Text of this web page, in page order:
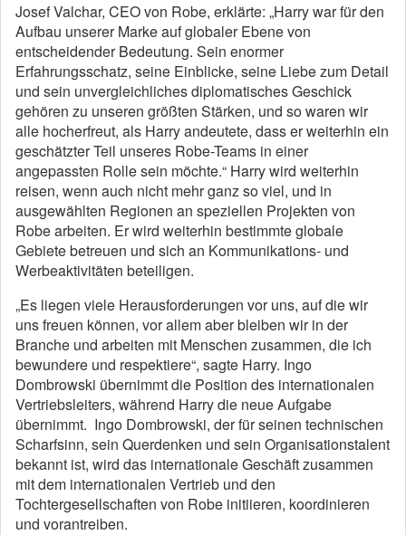
Josef Valchar, CEO von Robe, erklärte: „Harry war für den
Aufbau unserer Marke auf globaler Ebene von
entscheidender Bedeutung. Sein enormer
Erfahrungsschatz, seine Einblicke, seine Liebe zum Detail
und sein unvergleichliches diplomatisches Geschick
gehören zu unseren größten Stärken, und so waren wir
alle hocherfreut, als Harry andeutete, dass er weiterhin ein
geschätzter Teil unseres Robe-Teams in einer
angepassten Rolle sein möchte.“ Harry wird weiterhin
reisen, wenn auch nicht mehr ganz so viel, und in
ausgewählten Regionen an speziellen Projekten von
Robe arbeiten. Er wird weiterhin bestimmte globale
Gebiete betreuen und sich an Kommunikations- und
Werbeaktivitäten beteiligen.
„Es liegen viele Herausforderungen vor uns, auf die wir
uns freuen können, vor allem aber bleiben wir in der
Branche und arbeiten mit Menschen zusammen, die ich
bewundere und respektiere“, sagte Harry. Ingo
Dombrowski übernimmt die Position des internationalen
Vertriebsleiters, während Harry die neue Aufgabe
übernimmt. Ingo Dombrowski, der für seinen technischen
Scharfsinn, sein Querdenken und sein Organisationstalent
bekannt ist, wird das internationale Geschäft zusammen
mit dem internationalen Vertrieb und den
Tochtergesellschaften von Robe initiieren, koordinieren
und vorantreiben.